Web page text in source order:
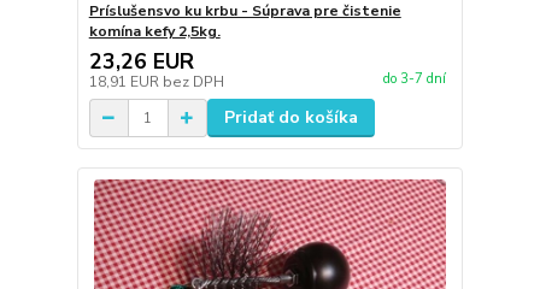
Príslušensvo ku krbu - Súprava pre čistenie
komína kefy 2,5kg.
23,26 EUR
18,91 EUR bez DPH do 3-7 dní
Pridať do košíka